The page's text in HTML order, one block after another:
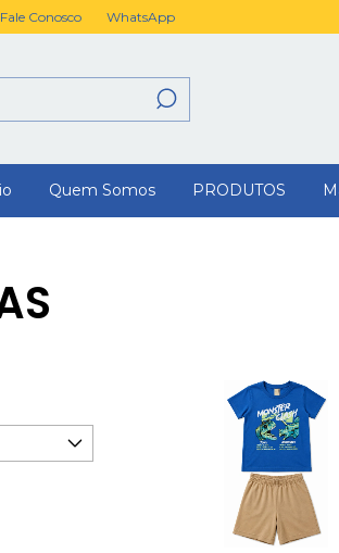
Fale Conosco WhatsApp
Quem Somos PRODUTOS